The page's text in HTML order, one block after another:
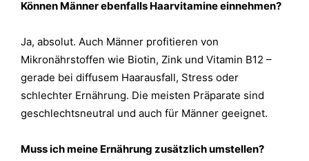
Können Männer ebenfalls Haarvitamine einnehmen?
Ja, absolut. Auch Männer profitieren von
Mikronährstoffen wie Biotin, Zink und Vitamin B12 –
gerade bei diffusem Haarausfall, Stress oder
schlechter Ernährung. Die meisten Präparate sind
geschlechtsneutral und auch für Männer geeignet.
Muss ich meine Ernährung zusätzlich umstellen?